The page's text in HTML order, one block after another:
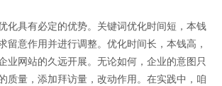
化具有必定的优势。关键词优化时间短，本钱
留意作用并进行调整。优化时间长，本钱高，
业网站的久远开展。无论如何，企业的意图只
质量，添加拜访量，改动作用。在实践中，咱